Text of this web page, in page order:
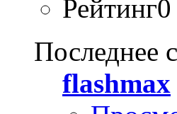
Последнее
flashmax